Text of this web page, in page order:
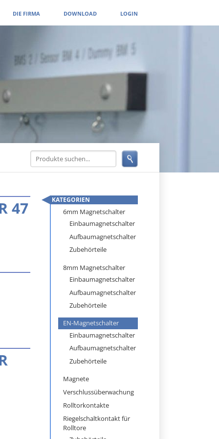
DIE FIRMA DOWNLOAD LOGIN
47 KATEGORIEN
Navigation
überspringen
6mm Magnetschalter
Einbaumagnetschalter
Aufbaumagnetschalter
Zubehörteile
8mm Magnetschalter
Einbaumagnetschalter
Aufbaumagnetschalter
Zubehörteile
EN-Magnetschalter
Einbaumagnetschalter
Aufbaumagnetschalter
Zubehörteile
Magnete
Verschlussüberwachung
Rolltorkontakte
Riegelschaltkontakt für
Rolltore